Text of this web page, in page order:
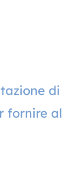
di
fornire al